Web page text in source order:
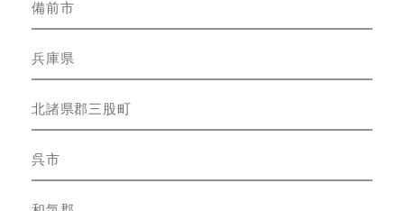
備前市
兵庫県
北諸県郡三股町
呉市